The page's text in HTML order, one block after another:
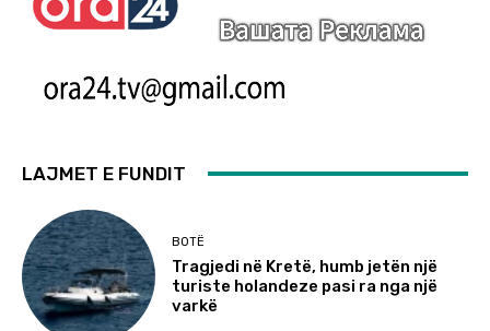
LAJMET E FUNDIT
BOTË
Tragjedi në Kretë, humb jetën një
turiste holandeze pasi ra nga një
varkë